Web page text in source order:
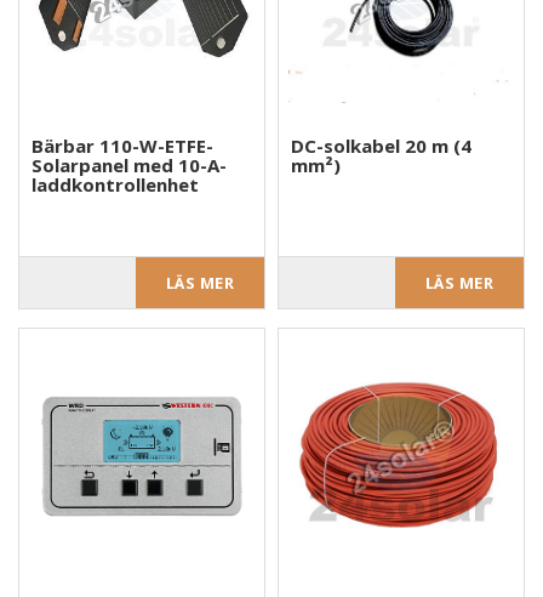
Bärbar 110-W-ETFE-
Solarpanel med 10-A-
laddkontrollenhet
LÄS MER
DC-solkabel 20 m (4
mm²)
LÄS MER